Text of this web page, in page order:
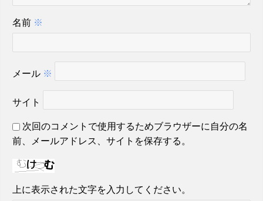
名前 ※
メール ※
サイト
次回のコメントで使用するためブラウザーに自分の名
前、メールアドレス、サイトを保存する。
上に表示された文字を入力してください。